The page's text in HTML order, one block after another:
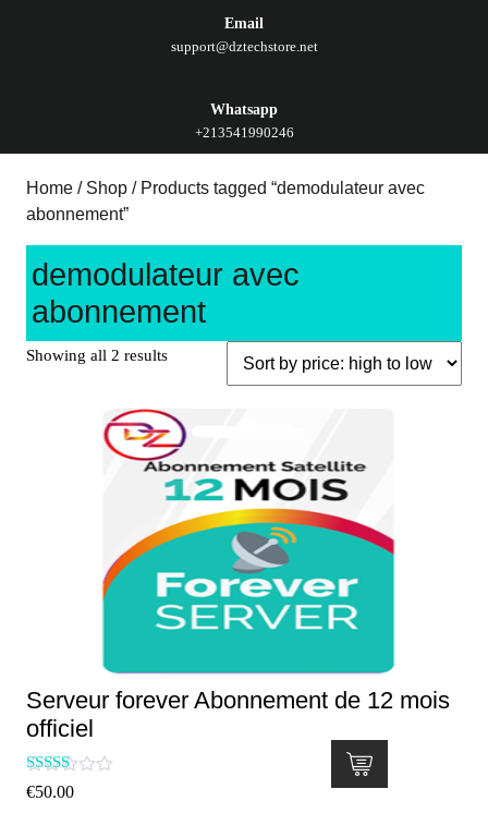
Email
support@dztechstore.net
Whatsapp
+213541990246
Home / Shop / Products tagged “demodulateur avec
abonnement”
demodulateur avec
abonnement
Showing all 2 results
Serveur forever Abonnement de 12 mois
officiel
Rated
5.00
€50.00